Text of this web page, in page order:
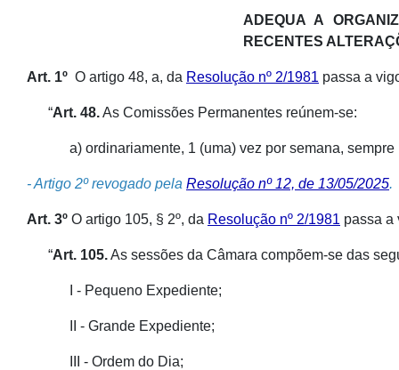
ADEQUA A
RECENTES
Art. 1º O artigo 48, a, da Resolução nº 2/1981 passa a
“Art. 48.As Comissões Permanentes reúnem-se:
a) ordinariamente, 1 (uma) vez por semana,
- Artigo 2º revogado pela Resolução nº 12, de 13/05/2025.
Art. 3º O artigo 105, § 2º, da Resolução nº 2/1981 passa a
“Art. 105.As sessões da Câmara compõem-se das
I - Pequeno Expediente;
II - Grande Expediente;
III - Ordem do Dia;